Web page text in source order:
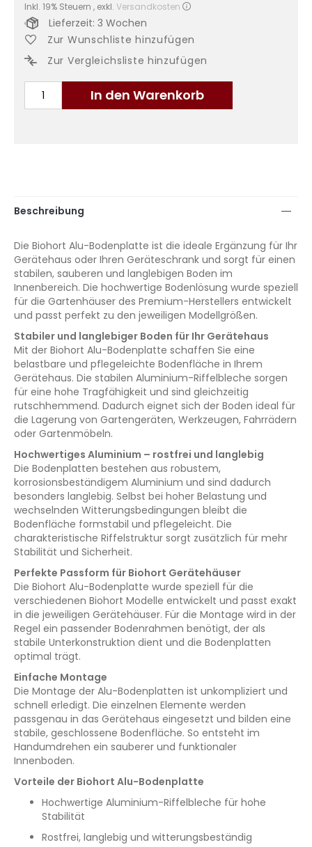
Inkl. 19% Steuern , exkl. Versandkosten
In den Warenkorb
Lieferzeit: 3 Wochen
Zur Wunschliste hinzufügen
Zur Vergleichsliste hinzufügen
Beschreibung
Die Biohort Alu-Bodenplatte ist die ideale Ergänzung für Ihr
Gerätehaus oder Ihren Geräteschrank und sorgt für einen
stabilen, sauberen und langlebigen Boden im
Innenbereich. Die hochwertige Bodenlösung wurde speziell
für die Gartenhäuser des Premium-Herstellers entwickelt
und passt perfekt zu den jeweiligen Modellgrößen.
Stabiler und langlebiger Boden für Ihr Gerätehaus
Mit der Biohort Alu-Bodenplatte schaffen Sie eine
belastbare und pflegeleichte Bodenfläche in Ihrem
Gerätehaus. Die stabilen Aluminium-Riffelbleche sorgen
für eine hohe Tragfähigkeit und sind gleichzeitig
rutschhemmend. Dadurch eignet sich der Boden ideal für
die Lagerung von Gartengeräten, Werkzeugen, Fahrrädern
oder Gartenmöbeln.
Hochwertiges Aluminium – rostfrei und langlebig
Die Bodenplatten bestehen aus robustem,
korrosionsbeständigem Aluminium und sind dadurch
besonders langlebig. Selbst bei hoher Belastung und
wechselnden Witterungsbedingungen bleibt die
Bodenfläche formstabil und pflegeleicht. Die
charakteristische Riffelstruktur sorgt zusätzlich für mehr
Stabilität und Sicherheit.
Perfekte Passform für Biohort Gerätehäuser
Die Biohort Alu-Bodenplatte wurde speziell für die
verschiedenen Biohort Modelle entwickelt und passt exakt
in die jeweiligen Gerätehäuser. Für die Montage wird in der
Regel ein passender Bodenrahmen benötigt, der als
stabile Unterkonstruktion dient und die Bodenplatten
optimal trägt.
Einfache Montage
Die Montage der Alu-Bodenplatten ist unkompliziert und
schnell erledigt. Die einzelnen Elemente werden
passgenau in das Gerätehaus eingesetzt und bilden eine
stabile, geschlossene Bodenfläche. So entsteht im
Handumdrehen ein sauberer und funktionaler
Innenboden.
Vorteile der Biohort Alu-Bodenplatte
Hochwertige Aluminium-Riffelbleche für hohe
Stabilität
Rostfrei, langlebig und witterungsbeständig